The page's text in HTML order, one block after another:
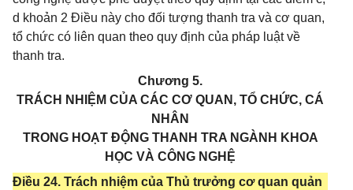
d khoản 2 Điều này cho đối tượng thanh tra và cơ quan,
tổ chức có liên quan theo quy định của pháp luật về
thanh tra.
Chương 5.
TRÁCH NHIỆM CỦA CÁC CƠ QUAN, TỔ CHỨC, CÁ
NHÂN
TRONG HOẠT ĐỘNG THANH TRA NGÀNH KHOA
HỌC VÀ CÔNG NGHỆ
Điều 24. Trách nhiệm của Thủ trưởng cơ quan quản